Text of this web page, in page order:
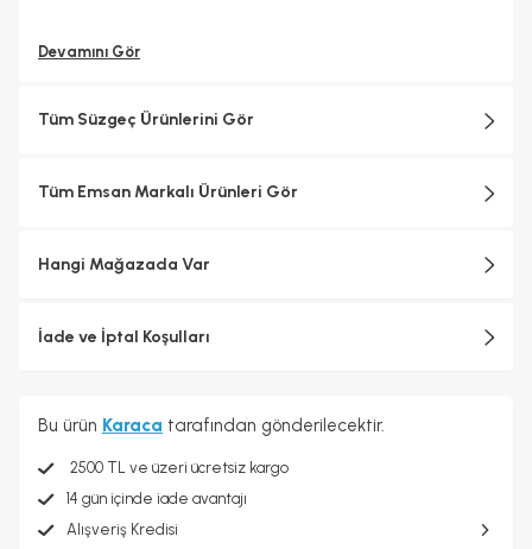
Devamını Gör
Tüm Süzgeç Ürünlerini Gör
Tüm Emsan Markalı Ürünleri Gör
Hangi Mağazada Var
İade ve İptal Koşulları
Bu ürün Karaca tarafından gönderilecektir.
2500 TL ve üzeri ücretsiz kargo
14 gün içinde iade avantajı
Alışveriş Kredisi